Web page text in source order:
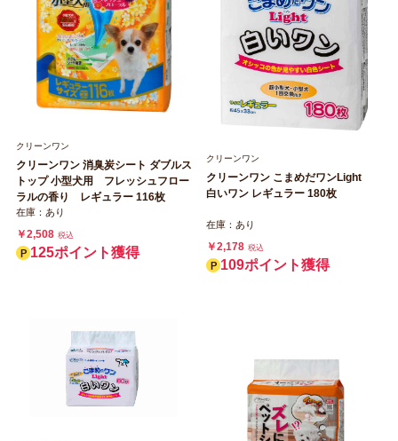
クリーンワン
クリーンワン 消臭炭シート ダブルス
トップ 小型犬用 フレッシュフロー
ラルの香り レギュラー 116枚
在庫：あり
￥2,508 税込
125ポイント獲得
クリーンワン
クリーンワン こまめだワンLight
白いワン レギュラー 180枚
在庫：あり
￥2,178 税込
109ポイント獲得